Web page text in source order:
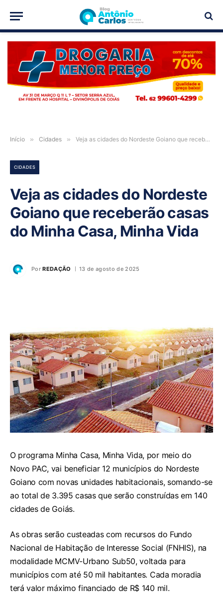
PUBLICIDADE
Início » Cidades » Veja as cidades do Nordeste Goiano que receberão casas do Minha Casa, Minha Vida
CIDADES
Veja as cidades do Nordeste
Goiano que receberão casas
do Minha Casa, Minha Vida
Por REDAÇÃO 13 de agosto de 2025
O programa Minha Casa, Minha Vida, por meio do
Novo PAC, vai beneficiar 12 municípios do Nordeste
Goiano com novas unidades habitacionais, somando-se
ao total de 3.395 casas que serão construídas em 140
cidades de Goiás.
As obras serão custeadas com recursos do Fundo
Nacional de Habitação de Interesse Social (FNHIS), na
modalidade MCMV-Urbano Sub50, voltada para
municípios com até 50 mil habitantes. Cada moradia
terá valor máximo financiado de R$ 140 mil.